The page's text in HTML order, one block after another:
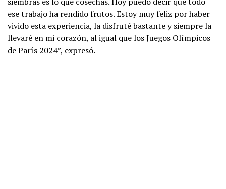
ese trabajo ha rendido frutos. Estoy muy feliz por haber
vivido esta experiencia, la disfruté bastante y siempre la
llevaré en mi corazón, al igual que los Juegos Olímpicos
de París 2024”, expresó.